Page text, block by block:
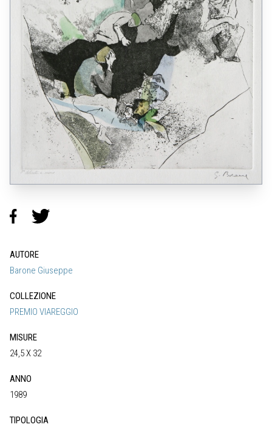
AUTORE
Barone Giuseppe
COLLEZIONE
PREMIO VIAREGGIO
MISURE
24,5 X 32
ANNO
1989
TIPOLOGIA